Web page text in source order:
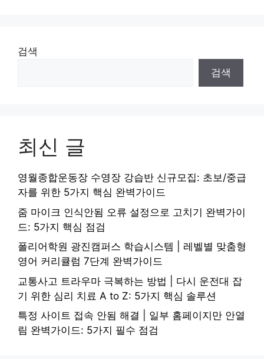
검색
검색
최신 글
영월종합운동장 수영장 강습반 신규모집: 초보/중급
자를 위한 5가지 핵심 완벽가이드
줌 마이크 인식안됨 오류 설정으로 고치기 완벽가이
드: 5가지 핵심 점검
폴리어학원 광진캠퍼스 학습시스템 | 레벨별 맞춤형
영어 커리큘럼 7단계 완벽가이드
교통사고 트라우마 극복하는 방법 | 다시 운전대 잡
기 위한 심리 치료 A to Z: 5가지 핵심 솔루션
특정 사이트 접속 안됨 해결 | 일부 홈페이지만 안열
림 완벽가이드: 5가지 필수 점검